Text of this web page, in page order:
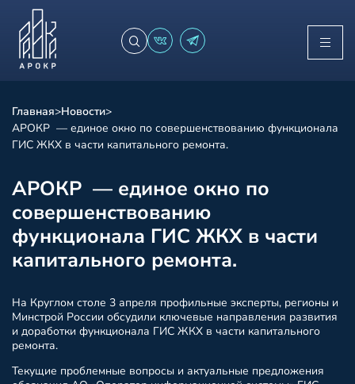
Главная>Новости>
АРОКР — единое окно по совершенствованию функционала
ГИС ЖКХ в части капитального ремонта.
АРОКР — единое окно по
совершенствованию
функционала ГИС ЖКХ в части
капитального ремонта.
На Круглом столе 3 апреля профильные эксперты, регионы и
Минстрой России обсудили ключевые направления развития
и доработки функционала ГИС ЖКХ в части капитального
ремонта.
Текущие проблемные вопросы и актуальные предложения